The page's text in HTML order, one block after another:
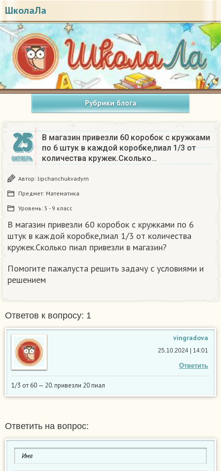
ШколаЛа
Рубрики блога
25
ОКТЯБРЬ
В магазин привезли 60 коробок с кружками
по 6 штук в каждой коробке,пиал 1/3 от
количества кружек.Сколько…
Автор: lipchanchukvadym
Предмет: Математика
Уровень: 5 - 9 класс
В магазин привезли 60 коробок с кружками по 6
штук в каждой коробке,пиал 1/3 от количества
кружек.Сколько пиал привезли в магазин?
Помогите пажалуста решить задачу с условиями и
решением
Ответов к вопросу: 1
vingradova
Ответить
25.10.2024 | 14:01
1/3 от 60 — 20. привезли 20 пиал
Ответить на вопрос: